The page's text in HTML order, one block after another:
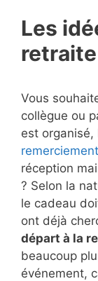
Les
Vous
collègue ou
est
réception
? Selon la
le cadeau
ont déjà
départ à la
beaucoup
événement,